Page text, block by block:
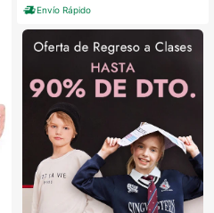
Envío Rápido